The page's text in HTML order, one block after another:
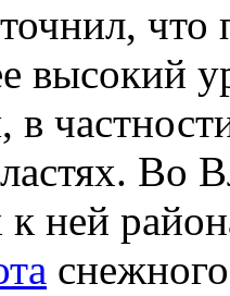
высокий
в
Во
ней